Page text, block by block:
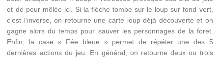
et de peur mêlée ici. Si la flèche tombe sur le loup sur fond vert,
c’est l’inverse, on retourne une carte loup déjà découverte et on
gagne alors du temps pour sauver les personnages de la foret.
Enfin, la case « Fée bleue » permet de répéter une des 5
dernières actions du jeu. En général, on retourne deux ou trois